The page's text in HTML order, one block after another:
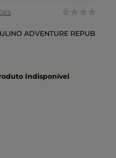
ADVENTURE REPUBLIC
Indisponível